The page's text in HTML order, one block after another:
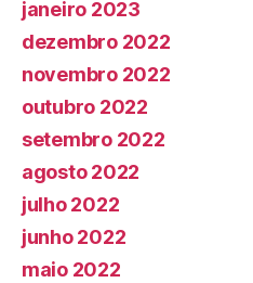
janeiro 2023
dezembro 2022
novembro 2022
outubro 2022
setembro 2022
agosto 2022
julho 2022
junho 2022
maio 2022